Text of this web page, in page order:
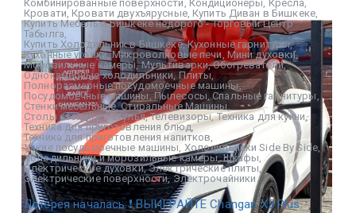
Комбинированные поверхности Кондиционеры Кресла
Кровати, Кровати двухъярусные, Купить Диван в Бишкеке,
Купить Мебель в Бишкеке недорого - Торговый Центр
Табылга
Купить Холодильник в Бишкеке,Кухонные гарнитуры,
Кухонные уголки,Микроволновые печи Мини духовки,
Морозильные камеры,Мультиварки,Обогреватели,
Однокамерные холодильники,Плиты
Полноразмерные посудомоечные машины,
Посудомоечные машины,Пылесосы ,Спальные гарнитуры ,
Стенки мебельные,Стиральные Машины
Столы столики и стулья,Телевизоры,Техника для кухни ,
Техника для приготовления блюд,
Техника для приготовления напитков
Узкие посудомоечные машины Холодильники Side By Side,
Холодильники и морозильные камеры,Шкафы
Электрические духовки,Электрические плиты ,
Электрические поверхности,Электрочайники
Лотерея началась ❗ ВЫИГРАЙТЕ Changan X5 Plus